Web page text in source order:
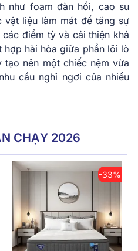
như foam đàn hồi, cao su
vật liệu làm mát để tăng sự
điểm tỳ và cải thiện khả
hợp hài hòa giữa phần lõi lò
nên một chiếc nệm vừa
cầu nghỉ ngơi của nhiều
CHẠY 2026
-33%